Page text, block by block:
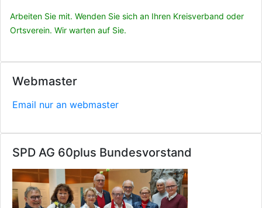
Arbeiten Sie mit. Wenden Sie sich an Ihren Kreisverband oder
Ortsverein. Wir warten auf Sie.
Webmaster
Email nur an webmaster
SPD AG 60plus Bundesvorstand